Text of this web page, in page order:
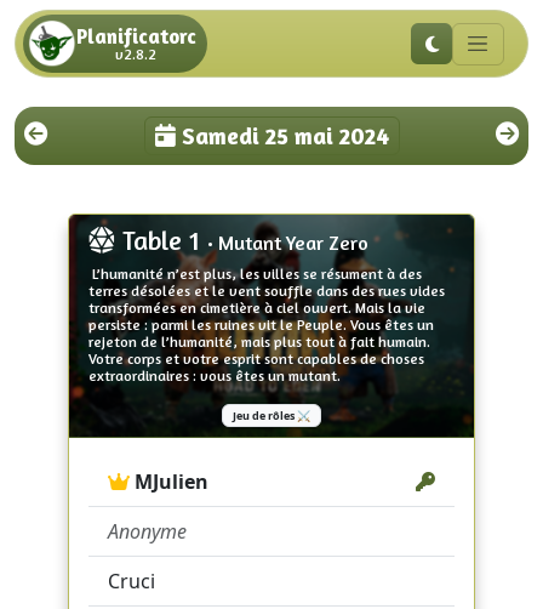
Planificatorc
v2.8.2
Samedi 25 mai 2024
Table 1 • Mutant Year Zero
L’humanité n’est plus, les villes se résument à des
terres désolées et le vent souffle dans des rues vides
transformées en cimetière à ciel ouvert. Mais la vie
persiste : parmi les ruines vit le Peuple. Vous êtes un
rejeton de l’humanité, mais plus tout à fait humain.
Votre corps et votre esprit sont capables de choses
extraordinaires : vous êtes un mutant.
Jeu de rôles ⚔️
MJulien
Anonyme
Cruci